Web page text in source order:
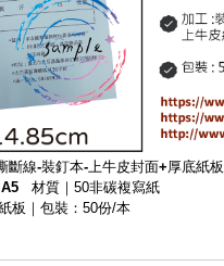
斷線-裝釘本-上牛皮封面+厚底紙板
A5 材質｜50非碳複寫紙
板｜包裝：50份/本